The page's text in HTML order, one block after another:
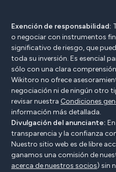
Exención de responsabilidad:
o negociar con instrumentos
significativo de riesgo, que
toda su inversión. Es esencial
sólo con una clara
Wikitoro no ofrece
negociación ni de ningún otro
revisar nuestra Condiciones
información más detallada.
Divulgación del anunciante:
transparencia y la confianza
Nuestro sitio web es de libre
ganamos una comisión de
acerca de nuestros socios) sin